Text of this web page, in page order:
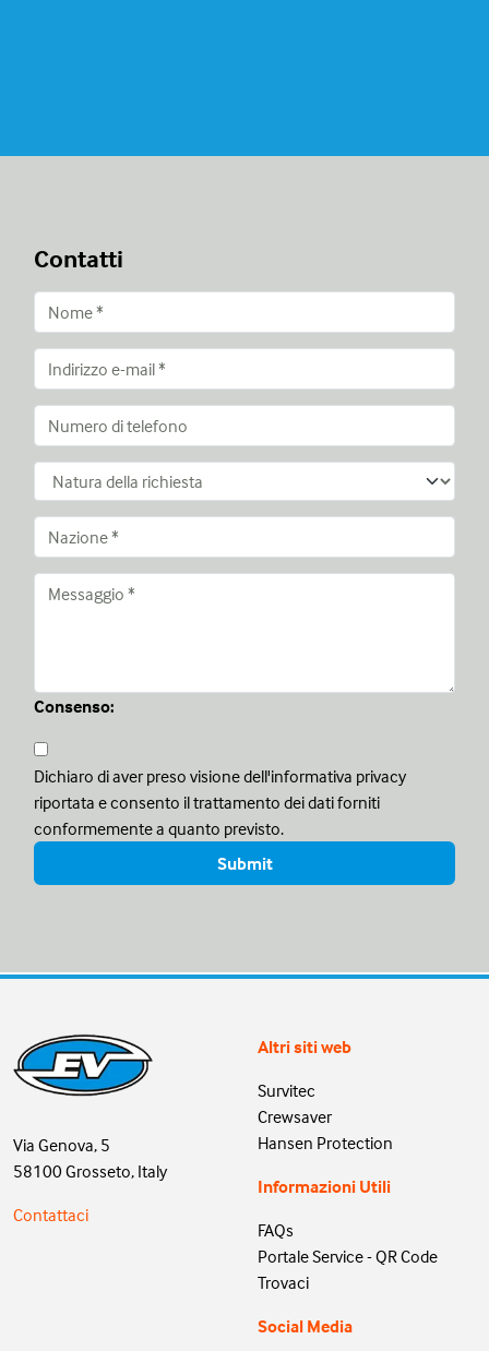
Contatti
Consenso:
Dichiaro di aver preso visione dell'informativa privacy
riportata e consento il trattamento dei dati forniti
conformemente a quanto previsto.
Via Genova, 5
58100 Grosseto, Italy
Contattaci
Altri siti web
Survitec
Crewsaver
Hansen Protection
Informazioni Utili
FAQs
Portale Service - QR Code
Trovaci
Social Media